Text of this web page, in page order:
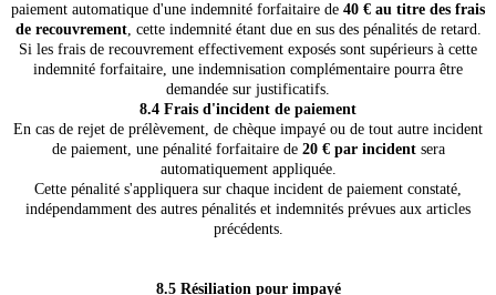
paiement automatique d'une indemnité forfaitaire de 40 € au titre des frais
de recouvrement, cette indemnité étant due en sus des pénalités de retard.
Si les frais de recouvrement effectivement exposés sont supérieurs à cette
indemnité forfaitaire, une indemnisation complémentaire pourra être
demandée sur justificatifs.
8.4 Frais d'incident de paiement
En cas de rejet de prélèvement, de chèque impayé ou de tout autre incident
de paiement, une pénalité forfaitaire de 20 € par incidentsera
automatiquement appliquée.
Cette pénalité s'appliquera sur chaque incident de paiement constaté,
indépendamment des autres pénalités et indemnités prévues aux articles
précédents.
8.5 Résiliation pour impayé